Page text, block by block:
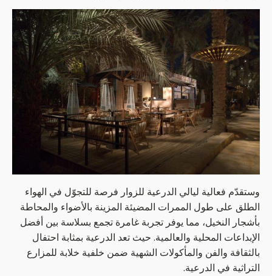
وستقدّم فعالية ليالي الدرعية للزوار فرصة للتجوّل في الهواء
الطلق على طول الممرات المضيئة المزينة بالأضواء والمحاطة
بأشجار النخيل، مما يوفر تجربة غامرة تجمع بسلاسة بين أفضل
الإبداعات المحلية والعالمية. حيث تعد الدرعية بمثابة احتفال
بالثقافة والفن والمأكولات الشهية ضمن خلفية خلابة للمزارع
التراثية في الدرعية.